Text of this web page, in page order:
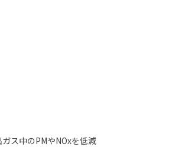
ス中のPMやNOxを低減